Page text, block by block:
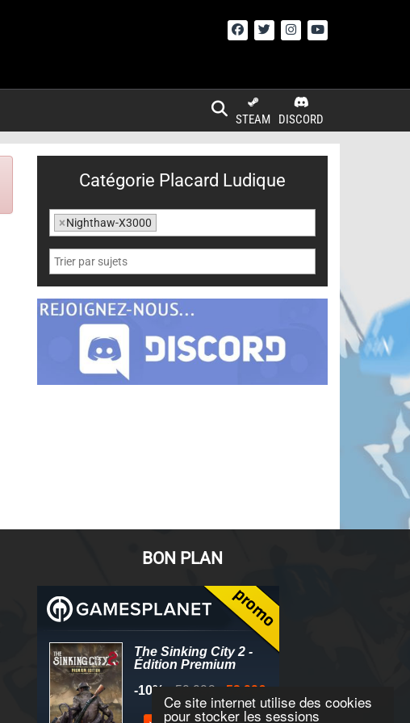
Ce site internet utilise des cookies
pour stocker les sessions
DISCORD
STEAM
Catégorie Placard Ludique
×Nighthaw-X3000
BON PLAN